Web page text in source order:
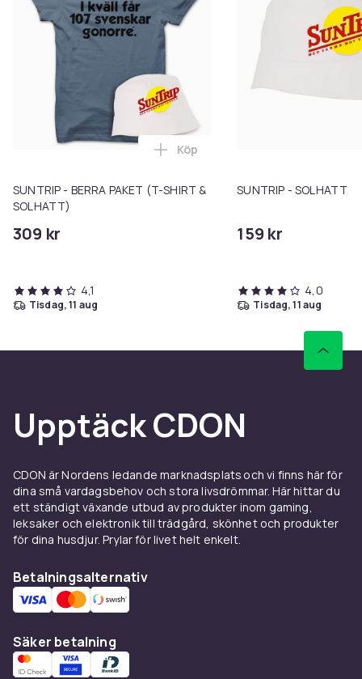
SUNTRIP - BERRA PAKET (T-SHIRT &
SOLHATT)
309 kr
Lägg till SUNTRIP - BERRA
Köp
4,1
tisdag, 11 aug
SUNTRIP - SOLHATT
159 kr
4,0
tisdag, 11 aug
Upptäck CDON
CDON är Nordens ledande marknadsplats och vi finns här för
dina små vardagsbehov och stora livsdrömmar. Här hittar du
ett ständigt växande utbud av produkter inom gaming,
leksaker och elektronik till trädgård, skönhet och produkter
för dina husdjur. Prylar för livet helt enkelt.
Betalningsalternativ
Säker betalning